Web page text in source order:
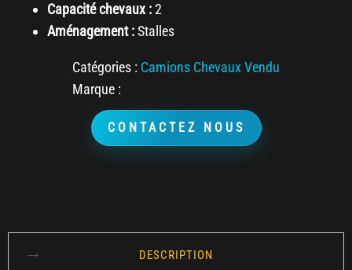
Capacité chevaux :2
Aménagement :Stalles
Catégories : Camions Chevaux Vendu
Marque :
CONTACTEZ NOUS
DESCRIPTION